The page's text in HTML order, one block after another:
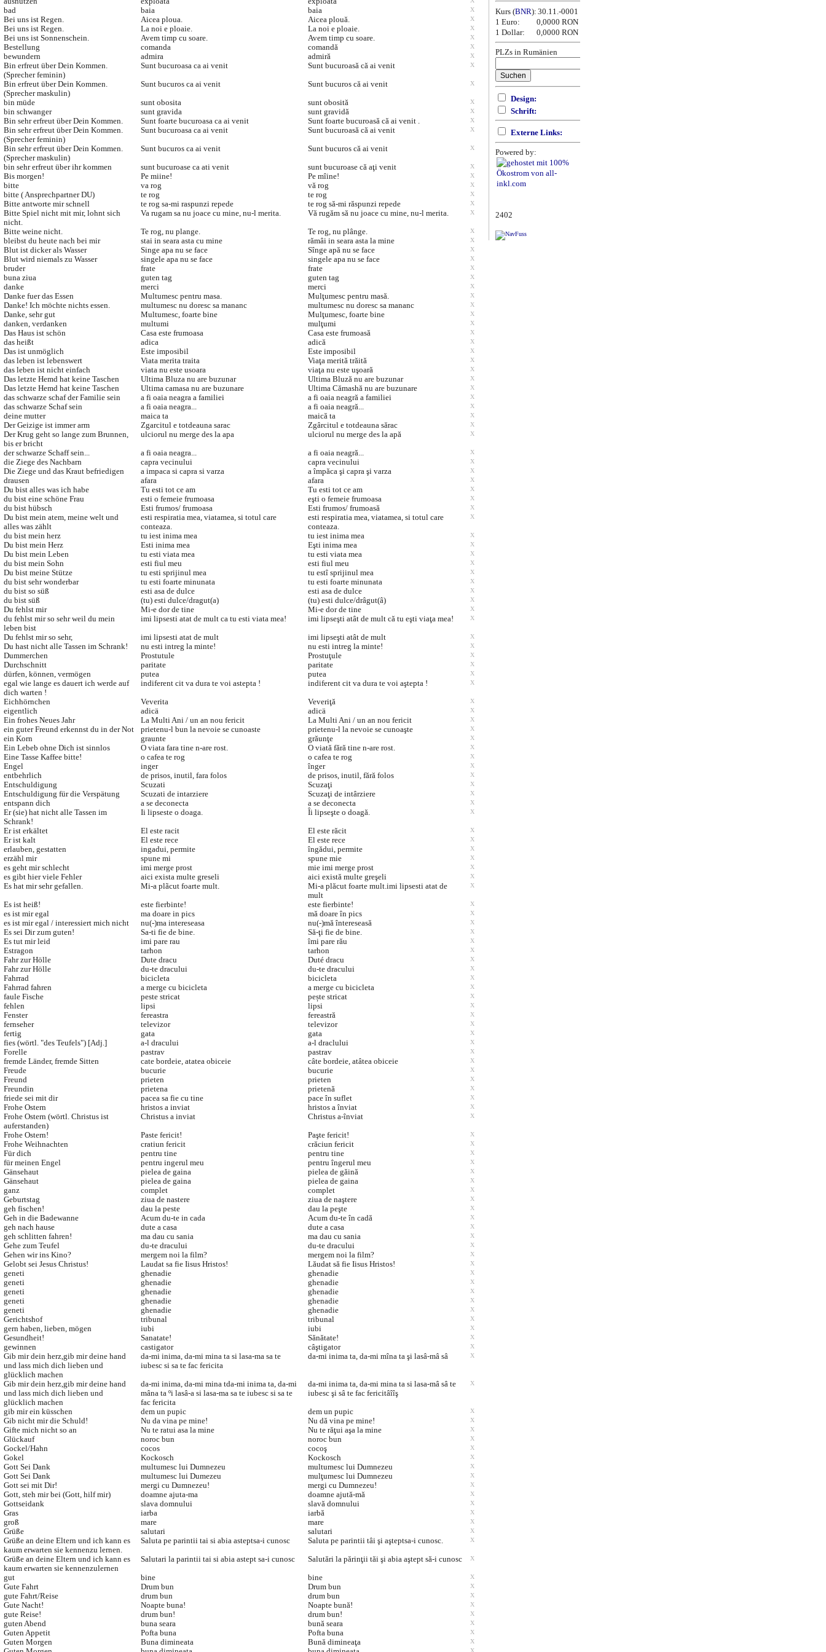
Kurs (BNR): 30.11.-0001
1 Euro:
0,0000 RON
1 Dollar:
0,0000 RON
PLZs in Rumänien
Design:
Schrift:
Externe Links:
Powered by:
2402
bad baia baia X
Bei uns ist Regen. Aicea ploua. Aicea plouă. X
Bei uns ist Regen. La noi e ploaie. La noi e ploaie. X
Bei uns ist Sonnenschein. Avem timp cu soare. Avem timp cu soare. X
Bestellung comanda comandă X
bewundern admira admiră X
Bin erfreut über Dein Kommen.
(Sprecher feminin)
Sunt bucuroasa ca ai venit Sunt bucuroasă că ai venit X
Bin erfreut über Dein Kommen.
(Sprecher maskulin)
Sunt bucuros ca ai venit Sunt bucuros că ai venit X
bin müde sunt obosita sunt obosită X
bin schwanger sunt gravida sunt gravidă X
Bin sehr erfreut über Dein Kommen. Sunt foarte bucuroasa ca ai venit Sunt foarte bucuroasă că ai venit . X
Bin sehr erfreut über Dein Kommen.
(Sprecher feminin)
Sunt bucuroasa ca ai venit Sunt bucuroasă că ai venit X
Bin sehr erfreut über Dein Kommen.
(Sprecher maskulin)
Sunt bucuros ca ai venit Sunt bucuros că ai venit X
bin sehr erfreut über ihr kommen sunt bucuroase ca ati venit sunt bucuroase că aţi venit X
Bis morgen! Pe miine! Pe mîine! X
bitte va rog vă rog X
bitte ( Ansprechpartner DU) te rog te rog X
Bitte antworte mir schnell te rog sa-mi raspunzi repede te rog să-mi răspunzi repede X
Bitte Spiel nicht mit mir, lohnt sich
nicht.
Va rugam sa nu joace cu mine, nu-l merita. Vă rugăm să nu joace cu mine, nu-l merita. X
Bitte weine nicht. Te rog, nu plange. Te rog, nu plânge. X
bleibst du heute nach bei mir stai in seara asta cu mine rămâi in seara asta la mine X
Blut ist dicker als Wasser Singe apa nu se face Sînge apă nu se face X
Blut wird niemals zu Wasser singele apa nu se face singele apa nu se face X
bruder frate frate X
buna ziua guten tag guten tag X
danke merci merci X
Danke fuer das Essen Multumesc pentru masa. Mulţumesc pentru masă. X
Danke! Ich möchte nichts essen. multumesc nu doresc sa mananc multumesc nu doresc sa mananc X
Danke, sehr gut Multumesc, foarte bine Mulţumesc, foarte bine X
danken, verdanken multumi mulţumi X
Das Haus ist schön Casa este frumoasa Casa este frumoasă X
das heißt adica adică X
Das ist unmöglich Este imposibil Este imposibil X
das leben ist lebenswert Viata merita traita Viaţa merită trăită X
das leben ist nicht einfach viata nu este usoara viaţa nu este uşoară X
Das letzte Hemd hat keine Taschen Ultima Bluza nu are buzunar Ultima Bluză nu are buzunar X
Das letzte Hemd hat keine Taschen Ultima camasa nu are buzunare Ultima Cămashă nu are buzunare X
das schwarze schaf der Familie sein a fi oaia neagra a familiei a fi oaia neagră a familiei X
das schwarze Schaf sein a fi oaia neagra... a fi oaia neagră... X
deine mutter maica ta maică ta X
Der Geizige ist immer arm Zgarcitul e totdeauna sarac Zgârcitul e totdeauna sărac X
Der Krug geht so lange zum Brunnen,
bis er bricht
ulciorul nu merge des la apa ulciorul nu merge des la apă X
der schwarze Schaff sein... a fi oaia neagra... a fi oaia neagră... X
die Ziege des Nachbarn capra vecinului capra vecinului X
Die Ziege und das Kraut befriedigen a impaca si capra si varza a împăca şi capra şi varza X
drausen afara afara X
Du bist alles was ich habe Tu esti tot ce am Tu esti tot ce am X
du bist eine schöne Frau esti o femeie frumoasa eşti o femeie frumoasa X
du bist hübsch Esti frumos/ frumoasa Esti frumos/ frumoasă X
Du bist mein atem, meine welt und
alles was zählt
esti respiratia mea, viatamea, si totul care
conteaza.
esti respiratia mea, viatamea, si totul care
conteaza.
X
du bist mein herz tu iest inima mea tu iest inima mea X
Du bist mein Herz Esti inima mea Eşti inima mea X
Du bist mein Leben tu esti viata mea tu esti viata mea X
du bist mein Sohn esti fiul meu esti fiul meu X
Du bist meine Stütze tu esti sprijinul mea tu estî sprijinul mea X
du bist sehr wonderbar tu esti foarte minunata tu esti foarte minunata X
du bist so süß esti asa de dulce esti asa de dulce X
du bist süß (tu) esti dulce/dragut(a) (tu) esti dulce/drâgut(â) X
Du fehlst mir Mi-e dor de tine Mi-e dor de tine X
du fehlst mir so sehr weil du mein
leben bist
imi lipsesti atat de mult ca tu esti viata mea! imi lipseşti atât de mult că tu eşti viaţa mea! X
Du fehlst mir so sehr, imi lipsesti atat de mult imi lipseşti atât de mult X
Du hast nicht alle Tassen im Schrank! nu esti intreg la minte! nu esti intreg la minte! X
Dummerchen Prostutule Prostuţule X
Durchschnitt paritate paritate X
dürfen, können, vermögen putea putea X
egal wie lange es dauert ich werde auf
dich warten !
indiferent cit va dura te voi astepta ! indiferent cit va dura te voi aştepta ! X
Eichhörnchen Veverita Veveriţă X
eigentlich adicä adicä X
Ein frohes Neues Jahr La Multi Ani / un an nou fericit La Multi Ani / un an nou fericit X
ein guter Freund erkennst du in der Not prietenu-l bun la nevoie se cunoaste prietenu-l la nevoie se cunoaşte X
ein Korn graunte grăunţe X
Ein Lebeb ohne Dich ist sinnlos O viata fara tine n-are rost. O viată fără tine n-are rost. X
Eine Tasse Kaffee bitte! o cafea te rog o cafea te rog X
Engel inger înger X
entbehrlich de prisos, inutil, fara folos de prisos, inutil, fără folos X
Entschuldigung Scuzati Scuzaţi X
Entschuldigung für die Verspätung Scuzati de intarziere Scuzaţi de intârziere X
entspann dich a se deconecta a se deconecta X
Er (sie) hat nicht alle Tassen im
Schrank!
Ii lipseste o doaga. Îi lipseşte o doagă. X
Er ist erkältet El este racit El este răcit X
Er ist kalt El este rece El este rece X
erlauben, gestatten ingadui, permite îngădui, permite X
erzähl mir spune mi spune mie X
es geht mir schlecht imi merge prost mie imi merge prost X
es gibt hier viele Fehler aici exista multe greseli aici există multe greşeli X
Es hat mir sehr gefallen. Mi-a plãcut foarte mult.
Mi-a plăcut foarte mult.imi lipsesti atat de
mult
X
Es ist heiß! este fierbinte! este fierbinte! X
es ist mir egal ma doare in pics mă doare în pics X
es ist mir egal / interessiert mich nicht nu(-)ma intereseasa nu(-)mă întereseasă X
Es sei Dir zum guten! Sa-ti fie de bine. Să-ţi fie de bine. X
Es tut mir leid imi pare rau îmi pare rău X
Estragon tarhon tarhon X
Fahr zur Hölle Dute dracu Duté dracu X
Fahr zur Hölle du-te dracului du-te dracului X
Fahrrad bicicleta bicicleta X
Fahrrad fahren a merge cu bicicleta a merge cu bicicleta X
faule Fische peste stricat pește stricat X
fehlen lipsi lipsi X
Fenster fereastra fereastră X
fernseher televizor televizor X
fertig gata gata X
fies (wörtl. "des Teufels") [Adj.] a-l dracului a-l draclului X
Forelle pastrav pastrav X
fremde Länder, fremde Sitten cate bordeie, atatea obiceie câte bordeie, atâtea obiceie X
Freude bucurie bucurie X
Freund prieten prieten X
Freundin prietena prietenă X
friede sei mit dir pacea sa fie cu tine pace în suflet X
Frohe Ostern hristos a inviat hristos a înviat X
Frohe Ostern (wörtl. Christus ist
auferstanden)
Christus a inviat Christus a-înviat X
Frohe Ostern! Paste fericit! Paşte fericit! X
Frohe Weihnachten cratiun fericit crăciun fericit X
Für dich pentru tine pentru tine X
für meinen Engel pentru ingerul meu pentru îngerul meu X
Gänsehaut pielea de gaina pielea de găină X
Gänsehaut pielea de gaina pielea de gaina X
ganz complet complet X
Geburtstag ziua de nastere ziua de naştere X
geh fischen! dau la peste dau la peşte X
Geh in die Badewanne Acum du-te in cada Acum du-te în cadă X
geh nach hause dute a casa dute a casa X
geh schlitten fahren! ma dau cu sania ma dau cu sania X
Gehe zum Teufel du-te dracului du-te dracului X
Gehen wir ins Kino? mergem noi la film? mergem noi la film? X
Gelobt sei Jesus Christus! Laudat sa fie Iisus Hristos! Lăudat să fie Iisus Hristos! X
geneti ghenadie ghenadie X
geneti ghenadie ghenadie X
geneti ghenadie ghenadie X
geneti ghenadie ghenadie X
geneti ghenadie ghenadie X
Gerichtshof tribunal tribunal X
gern haben, lieben, mögen iubi iubi X
Gesundheit! Sanatate! Sănătate! X
gewinnen castigator câştigator X
Gib mir dein herz,gib mir deine hand
und lass mich dich lieben und
glücklich machen
da-mi inima, da-mi mina ta si lasa-ma sa te
iubesc si sa te fac fericita
da-mi inima ta, da-mi mîna ta şi lasâ-mâ sâ X
Gib mir dein herz,gib mir deine hand
und lass mich dich lieben und
glücklich machen
da-mi inima, da-mi mina tda-mi inima ta, da-mi
mâna ta ºi lasâ-a si lasa-ma sa te iubesc si sa te
fac fericita
da-mi inima ta, da-mi mina ta si lasa-mâ sâ te
iubesc şi sâ te fac fericitâîîş
X
gib mir ein küsschen dem un pupic dem un pupic X
Gib nicht mir die Schuld! Nu da vina pe mine! Nu dă vina pe mine! X
Gifte mich nicht so an Nu te ratui asa la mine Nu te răţui aşa la mine X
Glückauf noroc bun noroc bun X
Gockel/Hahn cocos cocoş X
Gokel Kockosch Kockosch X
Gott Sei Dank multumesc lui Dumnezeu multumesc lui Dumnezeu X
Gott Sei Dank multumesc lui Dumezeu mulţumesc lui Dumnezeu X
Gott sei mit Dir! mergi cu Dumnezeu! mergi cu Dumnezeu! X
Gott, steh mir bei (Gott, hilf mir) doamne ajuta-ma doamne ajută-mă X
Gottseidank slava domnului slavă domnului X
Gras iarba iarbă X
groß mare mare X
Grüße salutari salutari X
Grüße an deine Eltern und ich kann es
kaum erwarten sie kennenzu lernen.
Saluta pe parintii tai si abia asteptsa-i cunosc Saluta pe parintii tâi şi aşteptsa-i cunosc. X
Grüße an deine Eltern und ich kann es
kaum erwarten sie kennenzulernen
Salutari la parintii tai si abia astept sa-i cunosc Salutări la părinţii tăi şi abia aştept să-i cunosc X
gut bine bine X
Gute Fahrt Drum bun Drum bun X
gute Fahrt/Reise drum bun drum bun X
Gute Nacht! Noapte buna! Noapte bună! X
gute Reise! drum bun! drum bun! X
guten Abend buna seara bună seara X
Guten Appetit Pofta buna Pofta buna X
Guten Morgen Buna dimineata Bună dimineaţa X
X